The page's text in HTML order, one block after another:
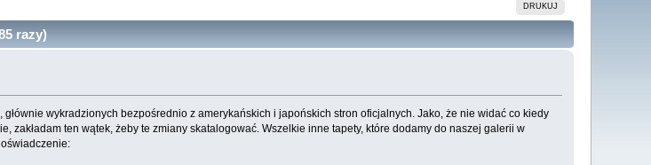
DRUKUJ
razy)
wykradzionych bezpośrednio z amerykańskich i japońskich stron oficjalnych. Jako, że nie widać co kiedy
zakładam ten wątek, żeby te zmiany skatalogować. Wszelkie inne tapety, które dodamy do naszej galerii w